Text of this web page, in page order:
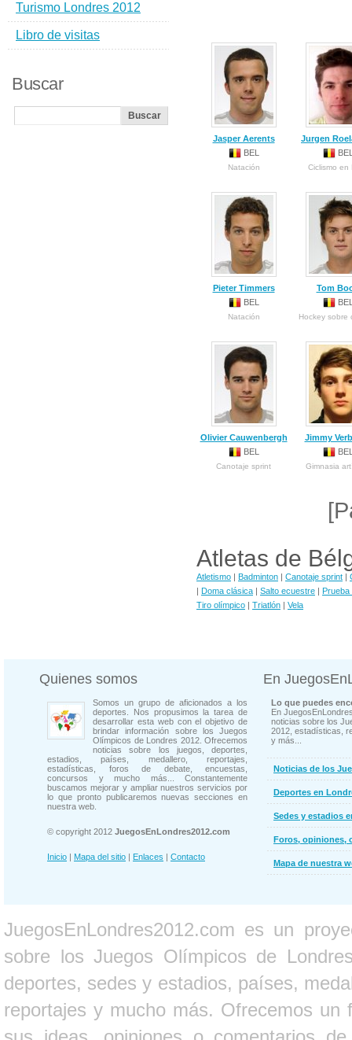
Jasper Aerents
BEL
Natación
Jurgen
Ciclismo en
Pieter Timmers
BEL
Natación
Tom
Hockey sobre
Olivier Cauwenbergh
BEL
Canotaje sprint
Jimmy
Gimnasia
Atletas de
Atletismo | Badminton | Canotaje sprint |
| Doma clásica | Salto ecuestre | Prueba
Tiro olímpico | Triatlón | Vela
Turismo Londres 2012
Libro de visitas
Buscar
Quienes somos
Somos un grupo de aficionados a los
deportes. Nos propusimos la tarea de
desarrollar esta web con el objetivo de
brindar información sobre los Juegos
Olímpicos de Londres 2012. Ofrecemos
noticias sobre los juegos, deportes,
estadios, países, medallero, reportajes,
estadísticas, foros de debate, encuestas,
concursos y mucho más... Constantemente
buscamos mejorar y ampliar nuestros servicios por
lo que pronto publicaremos nuevas secciones en
nuestra web.
© copyright 2012 JuegosEnLondres2012.com
Inicio | Mapa del sitio | Enlaces | Contacto
En
Lo que puedes
En
noticias sobre los
2012, estadísticas,
y más...
Noticias de los
Deportes en
Sedes y estadios
Foros, opiniones,
Mapa de nuestra
JuegosEnLondres2012.com es un
sobre los Juegos Olímpicos de
deportes, sedes y estadios, países,
reportajes y mucho más. Ofrecemos un